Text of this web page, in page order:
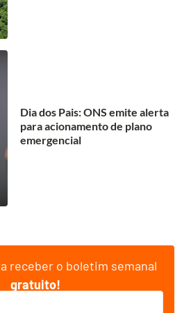
Dia dos Pais: ONS emite alerta
para acionamento de plano
emergencial
receber o boletim semanal
gratuito!